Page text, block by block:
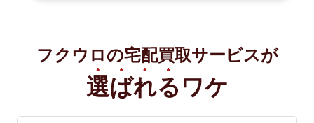
フクウロの宅配買取サービスが
選ばれる ワケ